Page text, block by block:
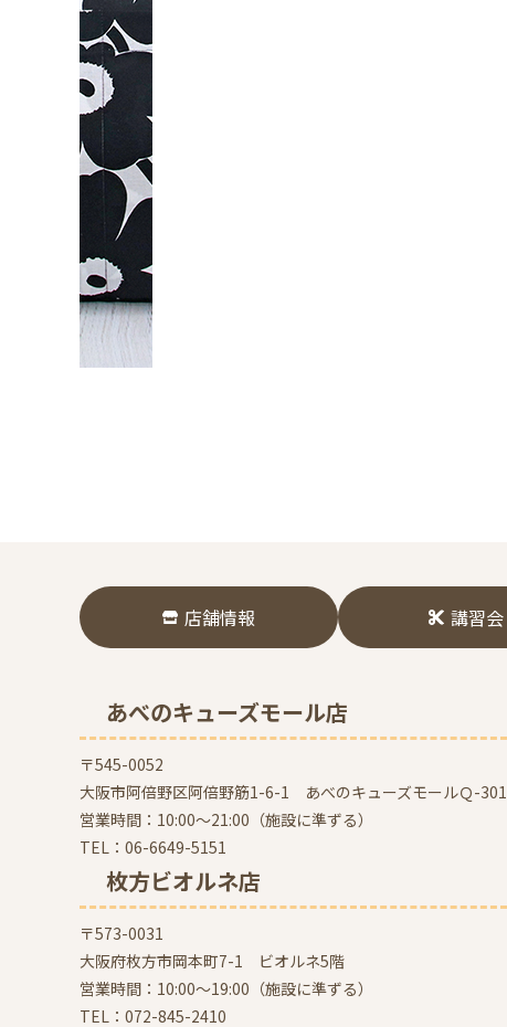
店舗情報 講習会
あべのキューズモール店
〒545-0052
大阪市阿倍野区阿倍野筋1-6-1 あべのキューズモールＱ-301
営業時間：10:00～21:00（施設に準ずる）
TEL： 06-6649-5151
枚方ビオルネ店
〒573-0031
大阪府枚方市岡本町7-1 ビオルネ5階
営業時間：10:00～19:00（施設に準ずる）
TEL： 072-845-2410